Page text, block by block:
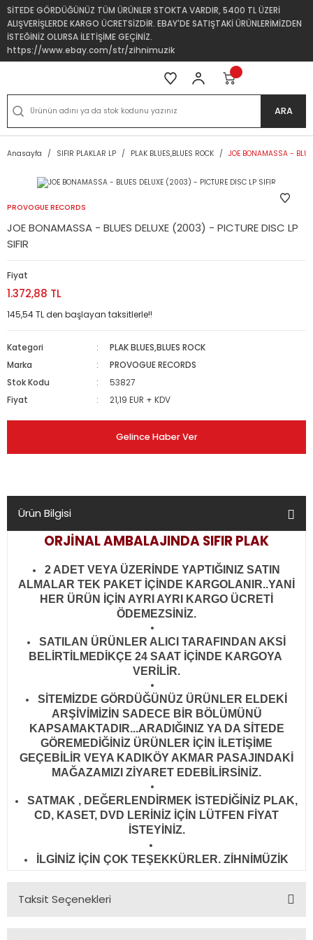
SİTEDE GÖRDÜĞÜNÜZ TÜM ÜRÜNLER STOKTA VARDIR, 5400 TL ÜZERİ
ALIŞVERİŞLERDE KARGO ÜCRETSİZDİR. EBAY'DE SATIŞTAKİ ÜRÜNLERİMİZDEN
İSTEĞİNİZ OLURSA İLETİŞİME GEÇİNİZ.
https://www.ebay.com/str/zihnimuzik
ARA
Anasayfa SIFIR PLAKLAR LP PLAK BLUES,BLUES ROCK JOE BONAMASSA -
PROVOGUE RECORDS
JOE BONAMASSA - BLUES DELUXE (2003) - PICTURE DISC LP
SIFIR
Fiyat
1.372,88 TL
145,54 TL den başlayan taksitlerle!!
Kategori
PLAK BLUES,BLUES ROCK
Marka
PROVOGUE RECORDS
Stok Kodu
53827
Fiyat
21,19 EUR + KDV
Gelince Haber Ver
Ürün Bilgisi
ORJİNAL AMBALAJINDA SIFIR PLAK
2 ADET VEYA ÜZERİNDE YAPTIĞINIZ SATIN
ALMALAR TEK PAKET İÇİNDE KARGOLANIR..YANİ
HER ÜRÜN İÇİN AYRI AYRI KARGO ÜCRETİ
ÖDEMEZSİNİZ.
SATILAN ÜRÜNLER ALICI TARAFINDAN AKSİ
BELİRTİLMEDİKÇE 24 SAAT İÇİNDE KARGOYA
VERİLİR.
SİTEMİZDE GÖRDÜĞÜNÜZ ÜRÜNLER ELDEKİ
ARŞİVİMİZİN SADECE BİR BÖLÜMÜNÜ
KAPSAMAKTADIR...ARADIĞINIZ YA DA SİTEDE
GÖREMEDİĞİNİZ ÜRÜNLER İÇİN İLETİŞİME
GEÇEBİLİR VEYA KADIKÖY AKMAR PASAJINDAKİ
MAĞAZAMIZI ZİYARET EDEBİLİRSİNİZ.
SATMAK , DEĞERLENDİRMEK İSTEDİĞİNİZ PLAK,
CD, KASET, DVD LERİNİZ İÇİN LÜTFEN FİYAT
İSTEYİNİZ.
İLGİNİZ İÇİN ÇOK TEŞEKKÜRLER. ZİHNİMÜZİK
Taksit Seçenekleri